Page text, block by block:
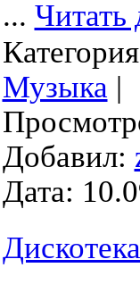
... Читать
Музыка |
Добавил:
Дата: